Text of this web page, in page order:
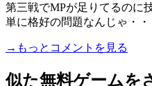
第三戦でMPが足りてるのに
単に格好の問題なんじゃ・・
→もっとコメントを見る
似た無料ゲームを